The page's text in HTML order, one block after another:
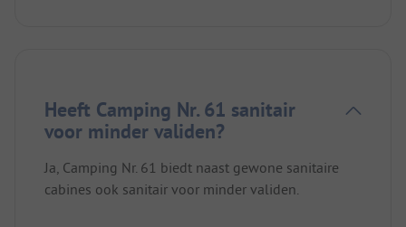
Heeft Camping Nr. 61 sanitair
voor minder validen?
Ja, Camping Nr. 61 biedt naast gewone sanitaire
cabines ook sanitair voor minder validen.